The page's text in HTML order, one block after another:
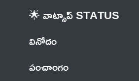
🌟 వాట్సాప్ STATUS
వినోదం
పంచాంగం